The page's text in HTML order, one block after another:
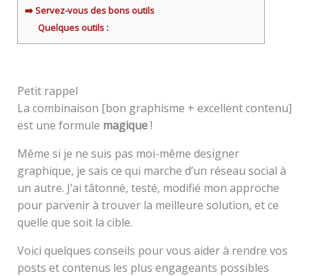
➡️ Servez-vous des bons outils
Quelques outils :
Petit rappel
La combinaison [bon graphisme + excellent contenu]
est une formule magique!
Même si je ne suis pas moi-même designer
graphique, je sais ce qui marche d’un réseau social à
un autre. J’ai tâtonné, testé, modifié mon approche
pour parvenir à trouver la meilleure solution, et ce
quelle que soit la cible.
Voici quelques conseils pour vous aider à rendre vos
posts et contenus les plus engageants possibles